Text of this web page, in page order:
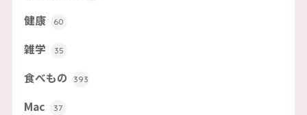
健康 60
雑学 35
食べもの 393
Mac 37